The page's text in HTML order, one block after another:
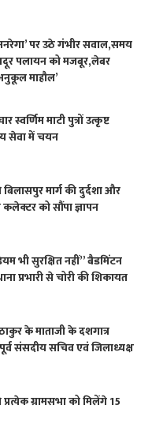
पर उठे गंभीर सवाल,समय
पलायन को मजबूर,लेबर
माहौल’
माटी पुत्रों उत्कृष्ट
सेवा में चयन
मार्ग की दुर्दशा और
को सौंपा ज्ञापन
भी सुरक्षित नहीं” बैडमिंटन
प्रभारी से चोरी की शिकायत
के माताजी के दशगात्र
संसदीय सचिव एवं जिलाध्यक्ष
ग्रामसभा को मिलेंगे 15